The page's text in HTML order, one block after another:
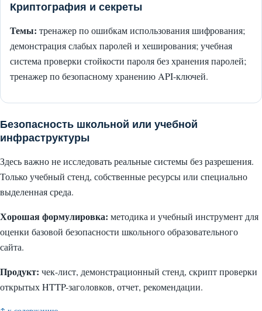
Криптография и секреты
Темы: тренажер по ошибкам использования шифрования;
демонстрация слабых паролей и хеширования; учебная
система проверки стойкости пароля без хранения паролей;
тренажер по безопасному хранению API-ключей.
Безопасность школьной или учебной
инфраструктуры
Здесь важно не исследовать реальные системы без разрешения.
Только учебный стенд, собственные ресурсы или специально
выделенная среда.
Хорошая формулировка: методика и учебный инструмент для
оценки базовой безопасности школьного образовательного
сайта.
Продукт: чек-лист, демонстрационный стенд, скрипт проверки
открытых HTTP-заголовков, отчет, рекомендации.